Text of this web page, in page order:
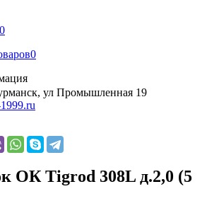
0
0
ул Промышленная 19
ОК Tigrod 308L д.2,0 (5